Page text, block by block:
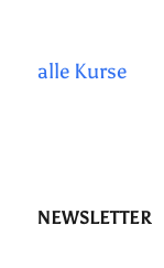
alle Kurse
NEWSLETTER